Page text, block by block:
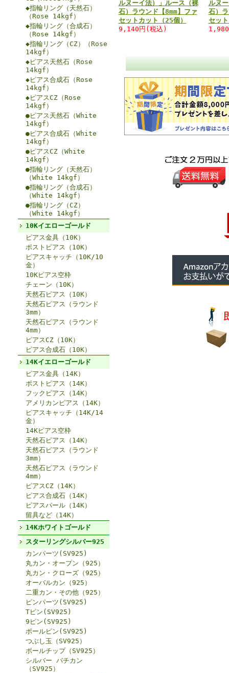
◆指輪リング（天然石）
（Rose 14kgf）
◆指輪リング（合成石）
（Rose 14kgf）
◆指輪リング（CZ）（Rose
14kgf）
◆ピアス天然石（Rose
14kgf）
◆ピアス合成石（Rose
14kgf）
◆ピアスCZ（Rose
14kgf）
●ピアス天然石（White
14kgf）
●ピアス合成石（White
14kgf）
●ピアスCZ（White
14kgf）
●指輪リング（天然石）
（White 14kgf）
●指輪リング（合成石）
（White 14kgf）
●指輪リング（CZ）
（White 14kgf）
10Kイエローゴールド
ピアス金具（10K）
ポストピアス（10K）
ピアスキャッチ（10K/10
金）
10Kピアス空枠
チェーン（10K）
天然石ピアス（10K）
天然石ピアス（ラウンド
3mm）
天然石ピアス（ラウンド
4mm）
ピアスCZ（10K）
ピアス合成石（10K）
14Kイエローゴールド
ピアス金具（14K）
ポストピアス（14K）
フックピアス（14K）
アメリカンピアス（14K）
ピアスキャッチ（14K/14
金）
14Kピアス空枠
天然石ピアス（14K）
天然石ピアス（ラウンド
3mm）
天然石ピアス（ラウンド
4mm）
ピアスCZ（14K）
ピアス合成石（14K）
ピアスパール（14K）
留具など（14K）
14Kホワイトゴールド
スターリングシルバー925
カンパーツ(SV925)
丸カン・オープン（925）
丸カン・クローズ（925）
オーバルカン（925）
二重カン・その他（925）
ピンパーツ(SV925)
Tピン(SV925)
9ピン(SV925)
ボールピン(SV925)
つぶし玉（SV925）
ボールチップ（SV925）
シルバー バチカン
（SV925）
ルヌーイ法）」ルース（裸
石）ラウンド【8mm】ファ
セットカット（25個）
9,140円(税込)
ルヌ
石）
セッ